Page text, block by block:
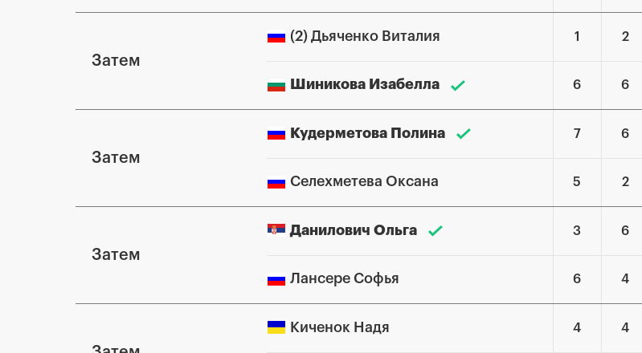
Затем
(2) Дьяченко Виталия
Шиникова Изабелла
1 2
6 6
Затем
Кудерметова Полина
Селехметева Оксана
7 6
5 2
Затем
Данилович Ольга
Лансере Софья
3 6
6 4
Киченок Надя 4 4